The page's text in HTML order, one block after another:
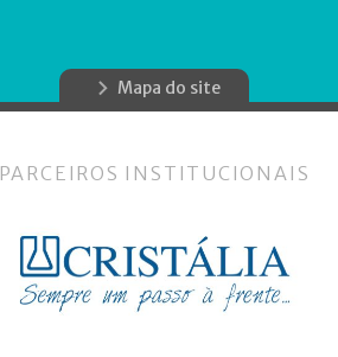
Mapa do site
PARCEIROS INSTITUCIONAIS